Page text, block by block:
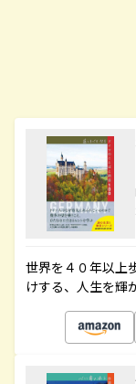
世界を４０年以上
けする、人生を輝